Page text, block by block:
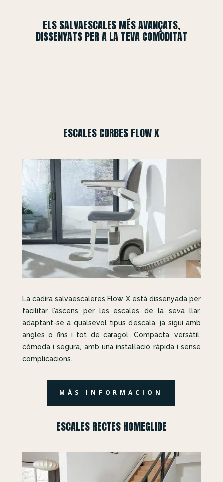
ELS SALVAESCALES MÉS AVANÇATS,
DISSENYATS PER A LA TEVA COMODITAT
ESCALES CORBES FLOW X
La cadira salvaescaleres Flow X està dissenyada per
facilitar l’ascens per les escales de la seva llar,
adaptant-se a qualsevol tipus d’escala, ja sigui amb
angles o fins i tot de caragol. Compacta, versàtil,
còmoda i segura, amb una instal·lació ràpida i sense
complicacions.
MÁS INFORMACION
ESCALES RECTES HOMEGLIDE